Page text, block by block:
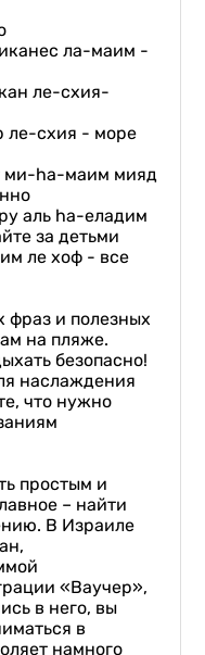
за детьми
фраз и полезных
на пляже.
безопасно!
наслаждения
что нужно
простым и
– найти
В Израиле
«Ваучер»,
в него, вы
в
намного